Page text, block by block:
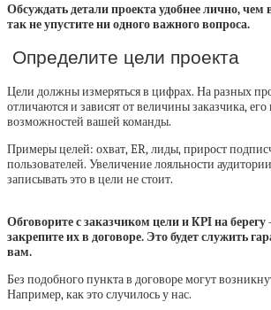
Обсуждать детали проекта удобнее лично,
так не упустите ни одного важного вопроса.
Определите цели проекта
Цели должны измеряться в цифрах. На разных
отличаются и зависят от величины заказчика,
возможностей вашей команды.
Примеры целей: охват, ER, лиды, прирост
пользователей. Увеличение лояльности
записывать это в цели не стоит.
Обговорите с заказчиком цели и KPI на
закрепите их в договоре. Это будет служить
вам.
Без подобного пункта в договоре могут
Например, как это случилось у нас.